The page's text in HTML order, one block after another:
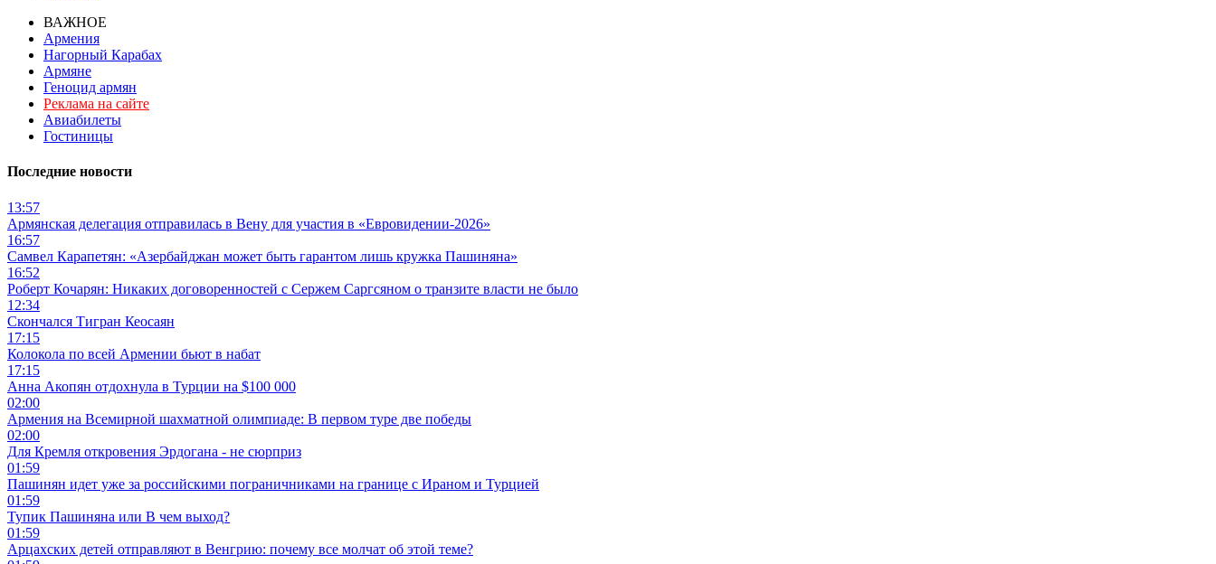
ВАЖНОЕ
Армения
Нагорный Карабах
Армяне
Геноцид армян
Реклама на сайте
Авиабилеты
Гостиницы
Последние новости
13:57
Армянская делегация отправилась в Вену для участия в «Евровидении-2026»
16:57
Самвел Карапетян: «Азербайджан может быть гарантом лишь кружка Пашиняна»
16:52
Роберт Кочарян: Никаких договоренностей с Сержем Саргсяном о транзите власти не было
12:34
Скончался Тигран Кеосаян
17:15
Колокола по всей Армении бьют в набат
17:15
Анна Акопян отдохнула в Турции на $100 000
02:00
Армения на Всемирной шахматной олимпиаде: В первом туре две победы
02:00
Для Кремля откровения Эрдогана - не сюрприз
01:59
Пашинян идет уже за российскими пограничниками на границе с Ираном и Турцией
01:59
Тупик Пашиняна или В чем выход?
01:59
Арцахских детей отправляют в Венгрию: почему все молчат об этой теме?